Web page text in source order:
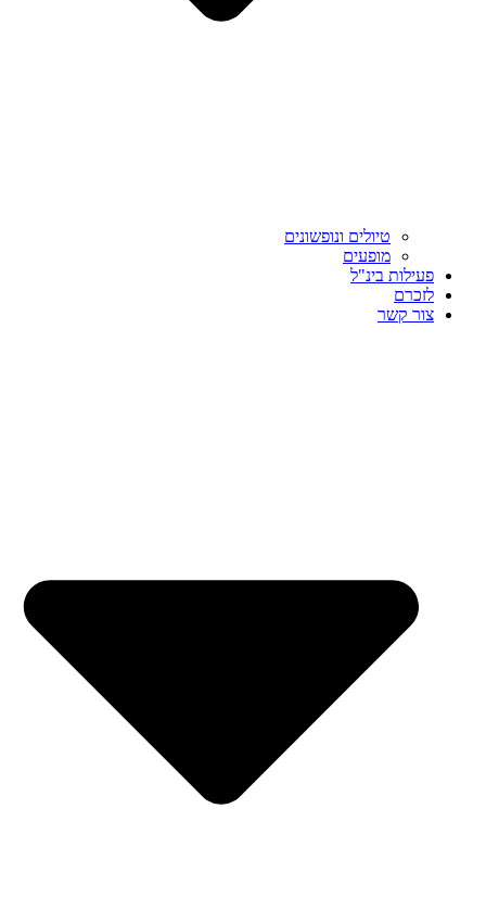
טיולים ונופשונים
מופעים
פעילות בינ"ל
לזכרם
צור קשר